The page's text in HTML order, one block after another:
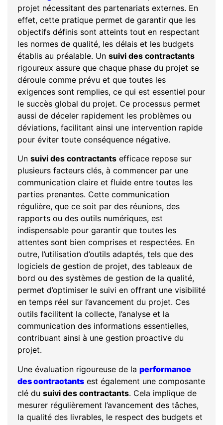
projet nécessitant des partenariats externes. En
effet, cette pratique permet de garantir que les
objectifs définis sont atteints tout en respectant
les normes de qualité, les délais et les budgets
établis au préalable. Un suivi des contractants
rigoureux assure que chaque phase du projet se
déroule comme prévu et que toutes les
exigences sont remplies, ce qui est essentiel pour
le succès global du projet. Ce processus permet
aussi de déceler rapidement les problèmes ou
déviations, facilitant ainsi une intervention rapide
pour éviter toute conséquence négative.
Un suivi des contractants efficace repose sur
plusieurs facteurs clés, à commencer par une
communication claire et fluide entre toutes les
parties prenantes. Cette communication
régulière, que ce soit par des réunions, des
rapports ou des outils numériques, est
indispensable pour garantir que toutes les
attentes sont bien comprises et respectées. En
outre, l’utilisation d’outils adaptés, tels que des
logiciels de gestion de projet, des tableaux de
bord ou des systèmes de gestion de la qualité,
permet d’optimiser le suivi en offrant une visibilité
en temps réel sur l’avancement du projet. Ces
outils facilitent la collecte, l’analyse et la
communication des informations essentielles,
contribuant ainsi à une gestion proactive du
projet.
Une évaluation rigoureuse de la performance
des contractants est également une composante
clé du suivi des contractants. Cela implique de
mesurer régulièrement l’avancement des tâches,
la qualité des livrables, le respect des budgets et